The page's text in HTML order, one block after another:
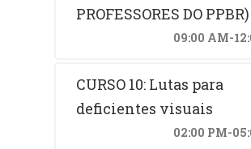
PROFESSORES DO PPBR)
09:00 AM-
CURSO 10: Lutas para
deficientes visuais
02:00 PM-